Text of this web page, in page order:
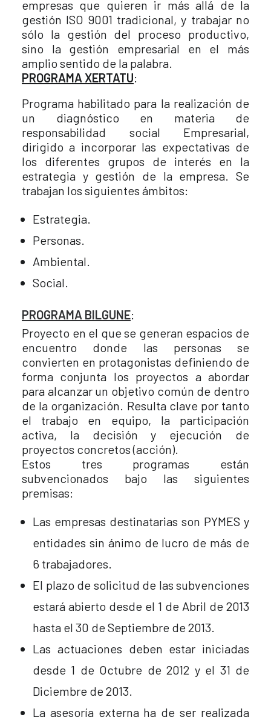
empresas que quieren ir más allá de la
gestión ISO 9001 tradicional, y trabajar no
sólo la gestión del proceso productivo,
sino la gestión empresarial en el más
amplio sentido de la palabra.
PROGRAMA XERTATU:
Programa habilitado para la realización de
un diagnóstico en materia de
responsabilidad social Empresarial,
dirigido a incorporar las expectativas de
los diferentes grupos de interés en la
estrategia y gestión de la empresa. Se
trabajan los siguientes ámbitos:
Estrategia.
Personas.
Ambiental.
Social.
PROGRAMA BILGUNE:
Proyecto en el que se generan espacios de
encuentro donde las personas se
convierten en protagonistas definiendo de
forma conjunta los proyectos a abordar
para alcanzar un objetivo común de dentro
de la organización. Resulta clave por tanto
el trabajo en equipo, la participación
activa, la decisión y ejecución de
proyectos concretos (acción).
Estos tres programas están
subvencionados bajo las siguientes
premisas:
Las empresas destinatarias son PYMES y
entidades sin ánimo de lucro de más de
6 trabajadores.
El plazo de solicitud de las subvenciones
estará abierto desde el 1 de Abril de 2013
hasta el 30 de Septiembre de 2013.
Las actuaciones deben estar iniciadas
desde 1 de Octubre de 2012 y el 31 de
Diciembre de 2013.
La asesoría externa ha de ser realizada